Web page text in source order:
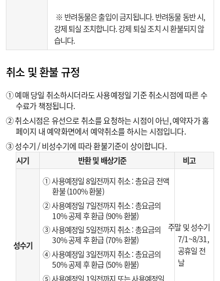
※ 반려동물은 출입이 금지됩니다. 반려동물 동반 시,
강제 퇴실 조치합니다. 강제 퇴실 조치 시 환불되지 않
습니다.
취소 및 환불 규정
① 예매 당일 취소하시더라도 사용예정일 기준 취소시점에 따른 수
수료가 책정됩니다.
② 취소시점은 유선으로 취소를 요청하는 시점이 아닌, 예약자가 홈
페이지 내 예약화면에서 예약취소를 하시는 시점입니다.
③ 성수기 / 비성수기에 따라 환불기준이 상이합니다.
시기 반환 및 배상기준 비고
성수기
① 사용예정일 8일전까지 취소 : 총요금 전액
환불 (100% 환불)
② 사용예정일 7일전까지 취소 : 총요금의
10% 공제 후 환급 (90% 환불)
③ 사용예정일 5일전까지 취소 : 총요금의
30% 공제 후 환급 (70% 환불)
④ 사용예정일 3일전까지 취소 : 총요금의
50% 공제 후 환급 (50% 환불)
⑤ 사용예정일 1일전까지 또는 사용예정일
주말 및 성수기
7/1~8/31,
공휴일 전
날